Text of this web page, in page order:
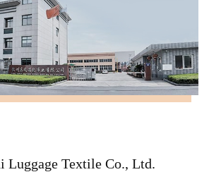
Luggage Textile Co., Ltd.